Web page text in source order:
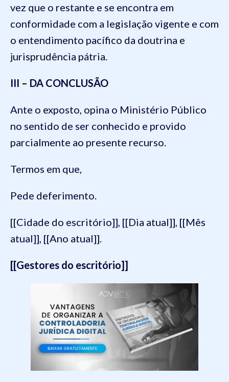
vez que o restante e se encontra em
conformidade com a legislação vigente e com
o entendimento pacífico da doutrina e
jurisprudência pátria.
III – DA CONCLUSÃO
Ante o exposto, opina o Ministério Público
no sentido de ser conhecido e provido
parcialmente ao presente recurso.
Termos em que,
Pede deferimento.
[[Cidade do escritório]], [[Dia atual]], [[Mês
atual]], [[Ano atual]].
[[Gestores do escritório]]